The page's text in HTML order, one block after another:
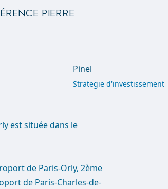
Pierre
Pinel
Strategie d'investissement
est située dans le
de Paris-Orly, 2ème
de Paris-Charles-de-